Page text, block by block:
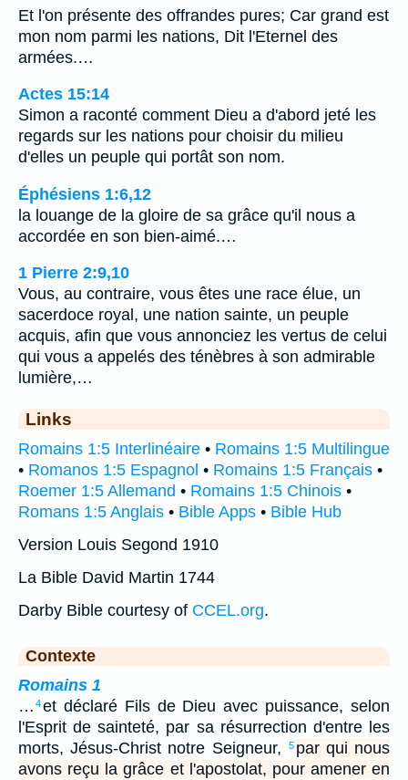
Et l'on présente des offrandes pures; Car grand est
mon nom parmi les nations, Dit l'Eternel des
armées.…
Actes 15:14
Simon a raconté comment Dieu a d'abord jeté les
regards sur les nations pour choisir du milieu
d'elles un peuple qui portât son nom.
Éphésiens 1:6,12
la louange de la gloire de sa grâce qu'il nous a
accordée en son bien-aimé.…
1 Pierre 2:9,10
Vous, au contraire, vous êtes une race élue, un
sacerdoce royal, une nation sainte, un peuple
acquis, afin que vous annonciez les vertus de celui
qui vous a appelés des ténèbres à son admirable
lumière,…
Links
Romains 1:5 Interlinéaire • Romains 1:5 Multilingue
• Romanos 1:5 Espagnol • Romains 1:5 Français •
Roemer 1:5 Allemand • Romains 1:5 Chinois •
Romans 1:5 Anglais • Bible Apps • Bible Hub
Version Louis Segond 1910
La Bible David Martin 1744
Darby Bible courtesy of CCEL.org.
Contexte
Romains 1
… 4et déclaré Fils de Dieu avec puissance, selon
l'Esprit de sainteté, par sa résurrection d'entre les
morts, Jésus-Christ notre Seigneur,
5 par qui nous
avons reçu la grâce et l'apostolat, pour amener en